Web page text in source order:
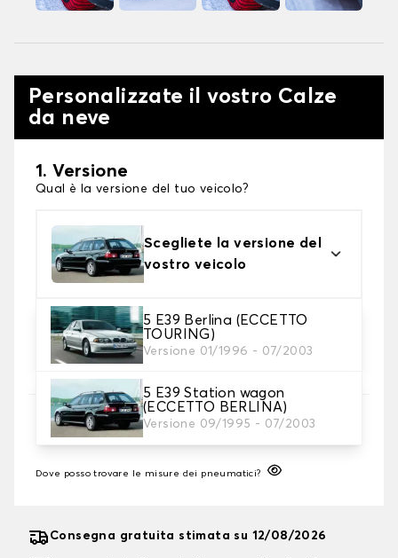
Personalizzate il vostro Calze
da neve
1. Versione
Qual è la versione del tuo veicolo?
Scegliete la versione del
vostro veicolo
5 E39 Berlina (ECCETTO
TOURING)
Versione 01/1996 - 07/2003
5 E39 Station wagon
(ECCETTO BERLINA)
Versione 09/1995 - 07/2003
2. Finitura a calza
Scegli le calze da neve adatte alle tue necessità
3. Dimensioni
Inserire le dimensioni del pneumatico
Dove posso trovare le misure dei pneumatici?
Consegna gratuita stimata su 12/08/2026